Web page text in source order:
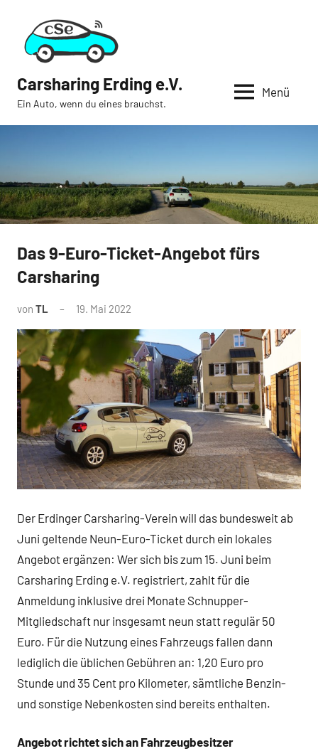
springen
Carsharing Erding e.V.
Ein Auto, wenn du eines brauchst.
Menü
News
Das 9-Euro-Ticket-Angebot fürs
Carsharing
von TL 19. Mai 2022
Der Erdinger Carsharing-Verein will das bundesweit ab
Juni geltende Neun-Euro-Ticket durch ein lokales
Angebot ergänzen: Wer sich bis zum 15. Juni beim
Carsharing Erding e.V. registriert, zahlt für die
Anmeldung inklusive drei Monate Schnupper-
Mitgliedschaft nur insgesamt neun statt regulär 50
Euro. Für die Nutzung eines Fahrzeugs fallen dann
lediglich die üblichen Gebühren an: 1,20 Euro pro
Stunde und 35 Cent pro Kilometer, sämtliche Benzin-
und sonstige Nebenkosten sind bereits enthalten.
Angebot richtet sich an Fahrzeugbesitzer